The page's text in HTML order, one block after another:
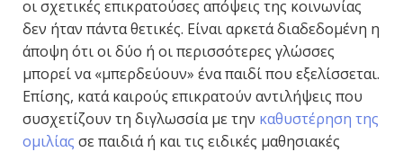
οι σχετικές επικρατούσες απόψεις της κοινωνίας
δεν ήταν πάντα θετικές. Είναι αρκετά διαδεδομένη η
άποψη ότι οι δύο ή οι περισσότερες γλώσσες
μπορεί να «μπερδεύουν» ένα παιδί που εξελίσσεται.
Επίσης, κατά καιρούς επικρατούν αντιλήψεις που
συσχετίζουν τη διγλωσσία με την καθυστέρηση της
ομιλίας σε παιδιά ή και τις ειδικές μαθησιακές